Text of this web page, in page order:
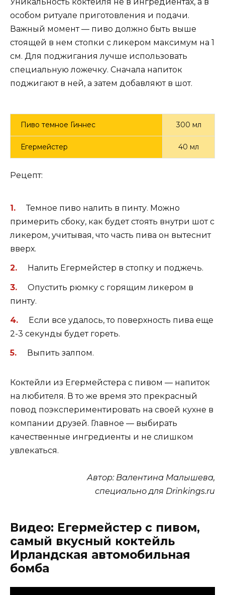
особом ритуале приготовления и подачи.
Важный момент — пиво должно быть выше
стоящей в нем стопки с ликером максимум на 1
см. Для поджигания лучше использовать
специальную ложечку. Сначала напиток
поджигают в ней, а затем добавляют в шот.
Пиво темное Гиннес 300 мл
Егермейстер 40 мл
Рецепт:
Темное пиво налить в пинту. Можно
примерить сбоку, как будет стоять внутри шот с
ликером, учитывая, что часть пива он вытеснит
вверх.
Налить Егермейстер в стопку и поджечь.
Опустить рюмку с горящим ликером в
пинту.
Если все удалось, то поверхность пива еще
2-3 секунды будет гореть.
Выпить залпом.
Коктейли из Егермейстера с пивом — напиток
на любителя. В то же время это прекрасный
повод поэкспериментировать на своей кухне в
компании друзей. Главное — выбирать
качественные ингредиенты и не слишком
увлекаться.
Автор: Валентина Малышева,
специально для Drinkings.ru
Видео: Егермейстер с пивом,
самый вкусный коктейль
Ирландская автомобильная
бомба